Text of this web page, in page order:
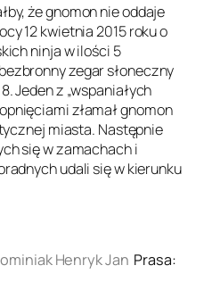
że gnomon nie oddaje
12 kwietnia 2015 roku o
ninja w ilości 5
zegar słoneczny
Jeden z „wspaniałych
złamał gnomon
miasta. Następnie
się w zamachach i
udali się w kierunku
Henryk Jan Prasa: